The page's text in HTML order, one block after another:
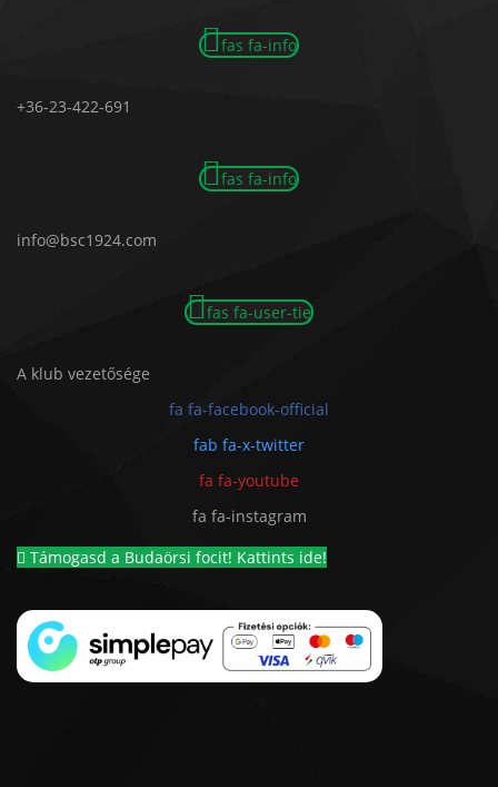
fas fa-info
+36-23-422-691
fas fa-info
info@bsc1924.com
fas fa-user-tie
A klub vezetősége
fa fa-facebook-official
fab fa-x-twitter
fa fa-youtube
fa fa-instagram
Támogasd a Budaörsi focit! Kattints ide!